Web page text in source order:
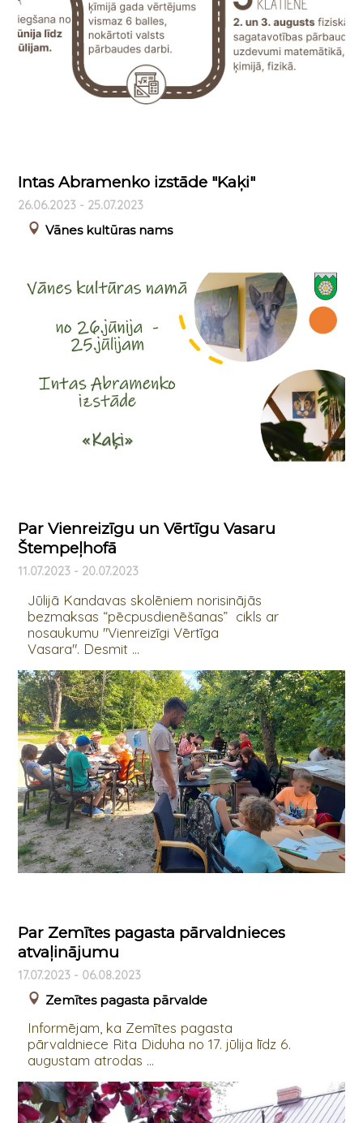
Intas Abramenko izstāde "Kaķi"
26.06.2023 - 25.07.2023
Vānes kultūras nams
Par Vienreizīgu un Vērtīgu Vasaru
Štempeļhofā
11.07.2023 - 20.07.2023
Jūlijā Kandavas skolēniem norisinājās
bezmaksas “pēcpusdienēšanas” cikls ar
nosaukumu "Vienreizīgi Vērtīga
Vasara". Desmit ...
Par Zemītes pagasta pārvaldnieces
atvaļinājumu
17.07.2023 - 06.08.2023
Zemītes pagasta pārvalde
Informējam, ka Zemītes pagasta
pārvaldniece Rita Diduha no 17. jūlija līdz 6.
augustam atrodas ...